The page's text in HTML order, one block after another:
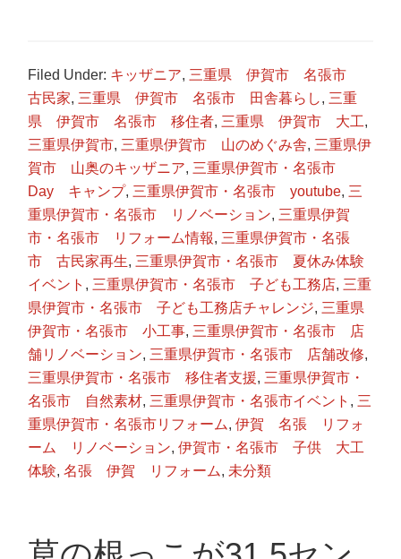
Filed Under: キッザニア, 三重県 伊賀市 名張市
古民家, 三重県 伊賀市 名張市 田舎暮らし, 三重
県 伊賀市 名張市 移住者, 三重県 伊賀市 大工,
三重県伊賀市, 三重県伊賀市 山のめぐみ舎, 三重県伊
賀市 山奥のキッザニア, 三重県伊賀市・名張市
Day キャンプ, 三重県伊賀市・名張市 youtube, 三
重県伊賀市・名張市 リノベーション, 三重県伊賀
市・名張市 リフォーム情報, 三重県伊賀市・名張
市 古民家再生, 三重県伊賀市・名張市 夏休み体験
イベント , 三重県伊賀市・名張市 子ども工務店, 三重
県伊賀市・名張市 子ども工務店チャレンジ, 三重県
伊賀市・名張市 小工事, 三重県伊賀市・名張市 店
舗リノベーション, 三重県伊賀市・名張市 店舗改修,
三重県伊賀市・名張市 移住者支援, 三重県伊賀市・
名張市 自然素材, 三重県伊賀市・名張市イベント , 三
重県伊賀市・名張市リフォーム,伊賀 名張 リフォ
ーム リノベーション,伊賀市・名張市 子供 大工
体験,名張 伊賀 リフォーム, 未分類